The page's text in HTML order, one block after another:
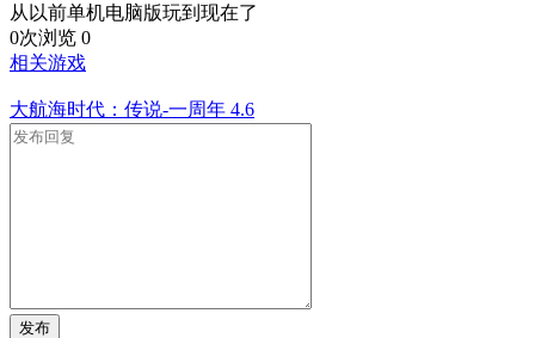
从以前单机电脑版玩到现在了
0次浏览 0
相关游戏
大航海时代：传说-一周年 4.6
发布